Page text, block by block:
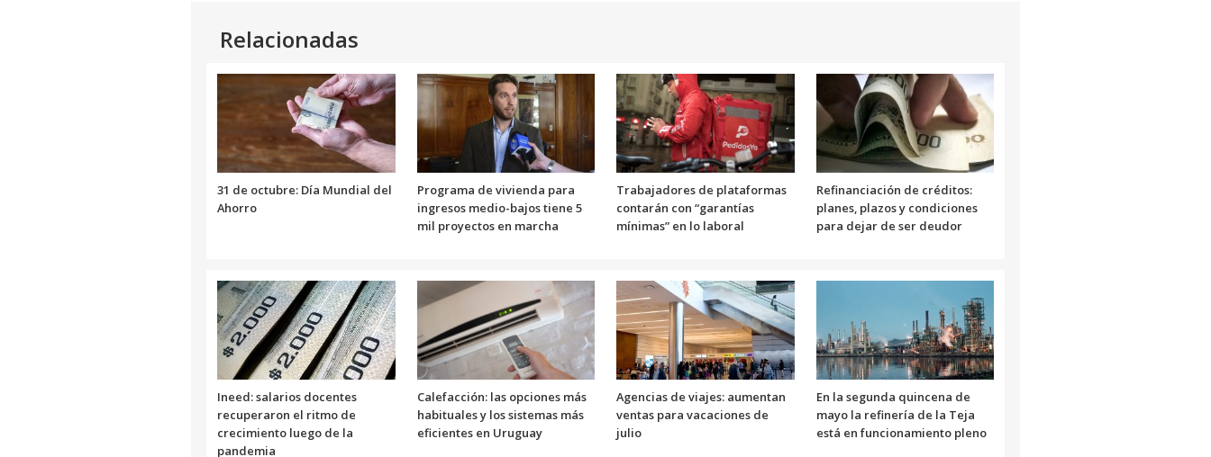
Relacionadas
31 de octubre: Día Mundial del
Ahorro
Programa de vivienda para
ingresos medio-bajos tiene 5
mil proyectos en marcha
Trabajadores de plataformas
contarán con “garantías
mínimas” en lo laboral
Refinanciación de créditos:
planes, plazos y condiciones
para dejar de ser deudor
Ineed: salarios docentes
recuperaron el ritmo de
crecimiento luego de la
pandemia
Calefacción: las opciones más
habituales y los sistemas más
eficientes en Uruguay
Agencias de viajes: aumentan
ventas para vacaciones de
julio
En la segunda quincena de
mayo la refinería de la Teja
está en funcionamiento pleno